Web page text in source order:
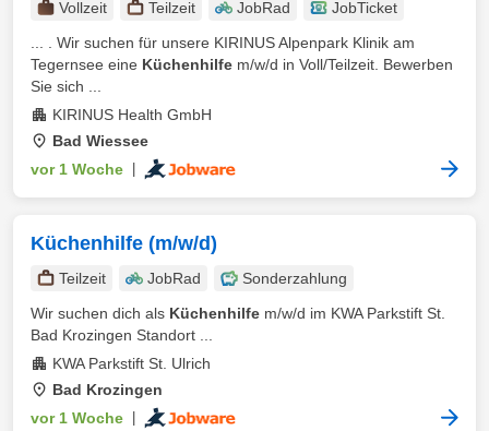
Vollzeit Teilzeit JobRad
JobTicket
... . Wir suchen für unsere KIRINUS Alpenpark Klinik am
Tegernsee eine Küchenhilfe m/w/d in Voll/Teilzeit. Bewerben
Sie sich ...
KIRINUS Health GmbH
Bad Wiessee
vor 1 Woche
Küchenhilfe (m/w/d)
Teilzeit JobRad
Sonderzahlung
Wir suchen dich als Küchenhilfe m/w/d im KWA Parkstift St.
Bad Krozingen Standort ...
KWA Parkstift St. Ulrich
Bad Krozingen
vor 1 Woche